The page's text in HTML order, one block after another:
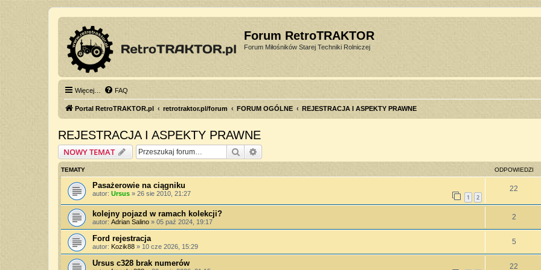
Forum RetroTRAKTOR
Forum Miłośników Starej Techniki Rolniczej
Więcej… FAQ
Portal RetroTRAKTOR.pl retrotraktor.pl/forum FORUM OGÓLNE REJESTRACJA I ASPEKTY PRAWNE
REJESTRACJA I ASPEKTY PRAWNE
NOWY TEMAT Szukaj
TEMATY ODPOWIEDZI
Pasażerowie na ciągniku
autor: Ursus » 26 sie 2010, 21:27 1 2
22
kolejny pojazd w ramach kolekcji?
autor: Adrian Salino » 05 paź 2024, 19:17
2
Ford rejestracja
autor: Kozik88 » 10 cze 2026, 15:29
5
Ursus c328 brak numerów 22